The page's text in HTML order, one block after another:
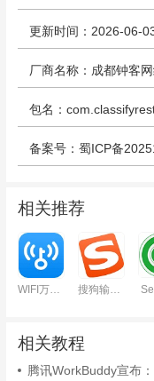
更新时间：2026-06-
厂商名称：成都钟客
包名：
备案号：蜀ICP备
相关推荐
WIFI万能钥匙安卓版 搜狗输入法
相关教程
腾讯WorkBuddy宣布